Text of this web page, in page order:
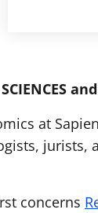
at
concerns